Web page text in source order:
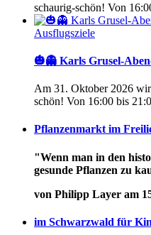
schaurig-schön! Von
Ausflugsziele
🎃👻 Karls Grusel-
Am 31. Oktober 2026
schön! Von 16:00 bis
Pflanzenmarkt im
"Wenn man in den
gesunde Pflanzen zu
von Philipp Layer am
im Schwarzwald für